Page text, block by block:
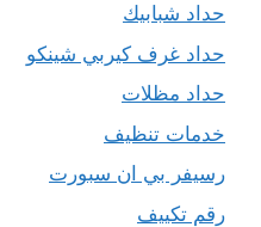
حداد شبابيك
حداد غرف كيربي شينكو
حداد مظلات
خدمات تنظيف
رسيفر بي ان سبورت
رقم تكييف